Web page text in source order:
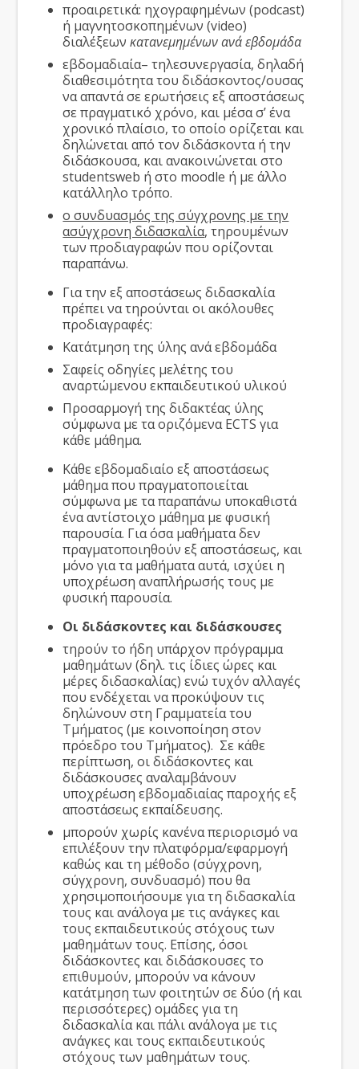
προαιρετικά: ηχογραφημένων (podcast)
ή μαγνητοσκοπημένων (video)
διαλέξεωνκατανεμημένων ανά εβδομάδα
εβδομαδιαία– τηλεσυνεργασία, δηλαδή
διαθεσιμότητα του διδάσκοντος/ουσας
να απαντά σε ερωτήσεις εξ αποστάσεως
σε πραγματικό χρόνο, και μέσα σ’ ένα
χρονικό πλαίσιο, το οποίο ορίζεται και
δηλώνεται από τον διδάσκοντα ή την
διδάσκουσα, και ανακοινώνεται στο
studentsweb ή στο moodle ή με άλλο
κατάλληλο τρόπο.
ο συνδυασμός της σύγχρονης με την
ασύγχρονη διδασκαλία, τηρουμένων
των προδιαγραφών που ορίζονται
παραπάνω.
Για την εξ αποστάσεως διδασκαλία
πρέπει να τηρούνται οι ακόλουθες
προδιαγραφές:
Κατάτμηση της ύλης ανά εβδομάδα
Σαφείς οδηγίες μελέτης του
αναρτώμενου εκπαιδευτικού υλικού
Προσαρμογή της διδακτέας ύλης
σύμφωνα με τα οριζόμενα ECTS για
κάθε μάθημα.
Κάθε εβδομαδιαίο εξ αποστάσεως
μάθημα που πραγματοποιείται
σύμφωνα με τα παραπάνω υποκαθιστά
ένα αντίστοιχο μάθημα με φυσική
παρουσία. Για όσα μαθήματα δεν
πραγματοποιηθούν εξ αποστάσεως, και
μόνο για τα μαθήματα αυτά, ισχύει η
υποχρέωση αναπλήρωσής τους με
φυσική παρουσία.
Οι διδάσκοντες και διδάσκουσες
τηρούν το ήδη υπάρχον πρόγραμμα
μαθημάτων (δηλ. τις ίδιες ώρες και
μέρες διδασκαλίας) ενώ τυχόν αλλαγές
που ενδέχεται να προκύψουν τις
δηλώνουν στη Γραμματεία του
Τμήματος (με κοινοποίηση στον
πρόεδρο του Τμήματος). Σε κάθε
περίπτωση, οι διδάσκοντες και
διδάσκουσες αναλαμβάνουν
υποχρέωση εβδομαδιαίας παροχής εξ
αποστάσεως εκπαίδευσης.
μπορούν χωρίς κανένα περιορισμό να
επιλέξουν την πλατφόρμα/εφαρμογή
καθώς και τη μέθοδο (σύγχρονη,
σύγχρονη, συνδυασμό) που θα
χρησιμοποιήσουμε για τη διδασκαλία
τους και ανάλογα με τις ανάγκες και
τους εκπαιδευτικούς στόχους των
μαθημάτων τους. Επίσης, όσοι
διδάσκοντες και διδάσκουσες το
επιθυμούν, μπορούν να κάνουν
κατάτμηση των φοιτητών σε δύο (ή και
περισσότερες) ομάδες για τη
διδασκαλία και πάλι ανάλογα με τις
ανάγκες και τους εκπαιδευτικούς
στόχους των μαθημάτων τους.